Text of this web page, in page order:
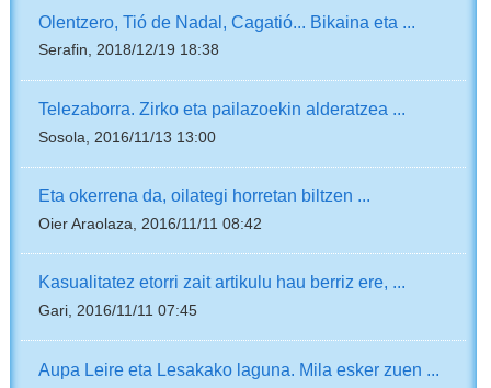
Olentzero, Tió de Nadal, Cagatió... Bikaina eta ...
Serafin, 2018/12/19 18:38
Telezaborra. Zirko eta pailazoekin alderatzea ...
Sosola, 2016/11/13 13:00
Eta okerrena da, oilategi horretan biltzen ...
Oier Araolaza, 2016/11/11 08:42
Kasualitatez etorri zait artikulu hau berriz ere, ...
Gari, 2016/11/11 07:45
Aupa Leire eta Lesakako laguna. Mila esker zuen ...